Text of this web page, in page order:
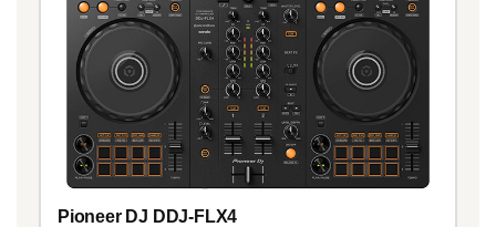
Pioneer DJ DDJ-FLX4